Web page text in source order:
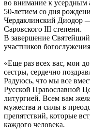
во внимание к усердным
50-летием со дня
Чердаклинский Диодор
Саровского III степени.
В завершение
участников
«Еще раз всех вас, мои
сестры, сердечно
Радуюсь, что мы все
Русской Православной
литургией. Всем вам
мужества и силы в
препятствий, которые
каждого человека.